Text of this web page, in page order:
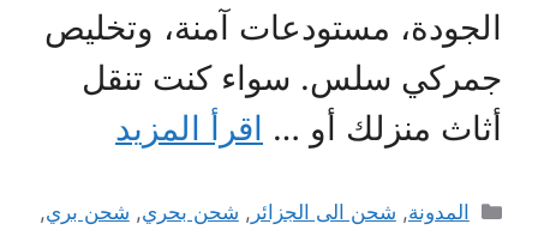
الجودة، مستودعات آمنة، وتخليص
جمركي سلس. سواء كنت تنقل
أثاث منزلك أو … اقرأ المزيد
التصنيفات
المدونة, شحن الى الجزائر , شحن بحري, شحن بري,